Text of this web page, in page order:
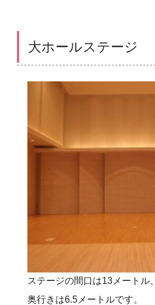
大ホールステージ
ステージの間口は13メートル、
奥行きは6.5メートルです。